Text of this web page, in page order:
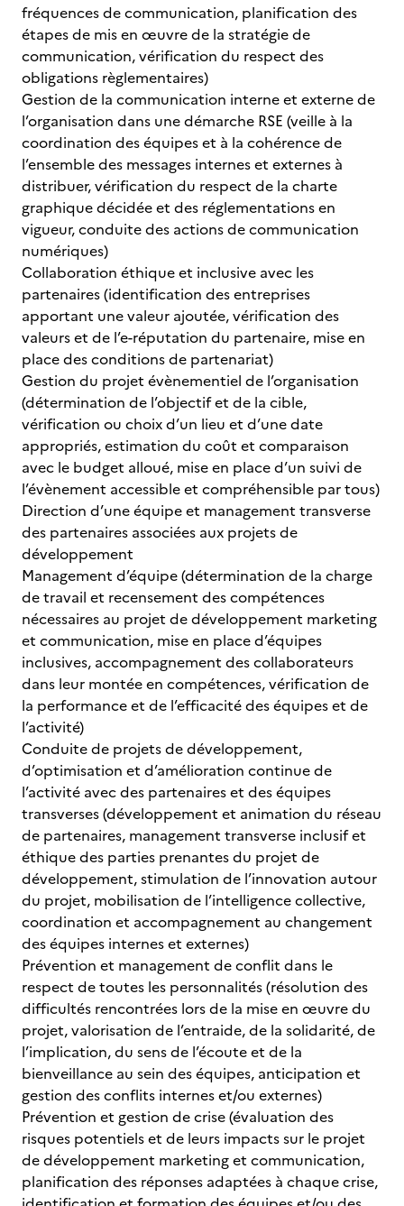
fréquences de communication, planification des
étapes de mis en œuvre de la stratégie de
communication, vérification du respect des
obligations règlementaires)
Gestion de la communication interne et externe de
l’organisation dans une démarche RSE (veille à la
coordination des équipes et à la cohérence de
l’ensemble des messages internes et externes à
distribuer, vérification du respect de la charte
graphique décidée et des réglementations en
vigueur, conduite des actions de communication
numériques)
Collaboration éthique et inclusive avec les
partenaires (identification des entreprises
apportant une valeur ajoutée, vérification des
valeurs et de l’e-réputation du partenaire, mise en
place des conditions de partenariat)
Gestion du projet évènementiel de l’organisation
(détermination de l’objectif et de la cible,
vérification ou choix d’un lieu et d’une date
appropriés, estimation du coût et comparaison
avec le budget alloué, mise en place d’un suivi de
l’évènement accessible et compréhensible par tous)
Direction d’une équipe et management transverse
des partenaires associées aux projets de
développement
Management d’équipe (détermination de la charge
de travail et recensement des compétences
nécessaires au projet de développement marketing
et communication, mise en place d’équipes
inclusives, accompagnement des collaborateurs
dans leur montée en compétences, vérification de
la performance et de l’efficacité des équipes et de
l’activité)
Conduite de projets de développement,
d’optimisation et d’amélioration continue de
l’activité avec des partenaires et des équipes
transverses (développement et animation du réseau
de partenaires, management transverse inclusif et
éthique des parties prenantes du projet de
développement, stimulation de l’innovation autour
du projet, mobilisation de l’intelligence collective,
coordination et accompagnement au changement
des équipes internes et externes)
Prévention et management de conflit dans le
respect de toutes les personnalités (résolution des
difficultés rencontrées lors de la mise en œuvre du
projet, valorisation de l’entraide, de la solidarité, de
l’implication, du sens de l’écoute et de la
bienveillance au sein des équipes, anticipation et
gestion des conflits internes et/ou externes)
Prévention et gestion de crise (évaluation des
risques potentiels et de leurs impacts sur le projet
de développement marketing et communication,
planification des réponses adaptées à chaque crise,